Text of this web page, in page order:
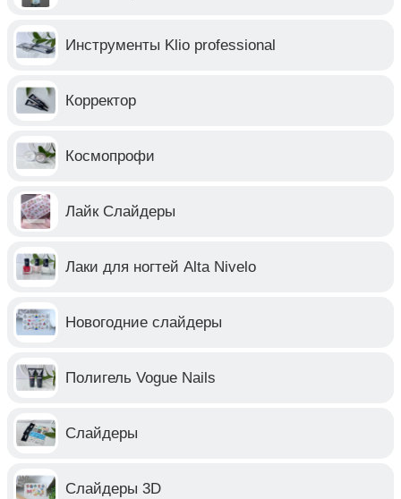
Инструменты Klio professional
Корректор
Космопрофи
Лайк Слайдеры
Лаки для ногтей Alta Nivelo
Новогодние слайдеры
Полигель Vogue Nails
Слайдеры
Слайдеры 3D